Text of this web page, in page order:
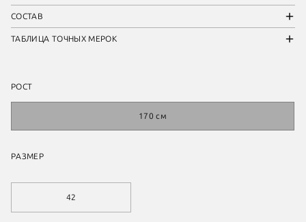
СОСТАВ
ТАБЛИЦА ТОЧНЫХ МЕРОК
РОСТ
170 см
РАЗМЕР
42